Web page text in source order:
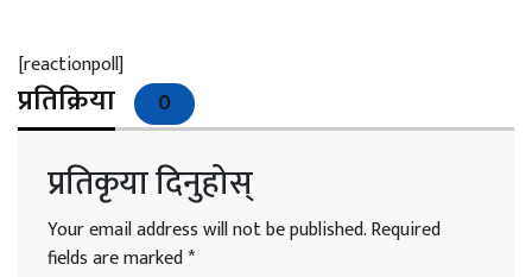
[reactionpoll]
प्रतिक्रिया 0
प्रतिकृया दिनुहोस्
Your email address will not be published.Required
fields are marked*